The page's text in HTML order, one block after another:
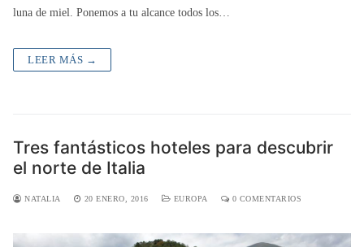
luna de miel. Ponemos a tu alcance todos los…
LEER MÁS →
Tres fantásticos hoteles para descubrir
el norte de Italia
NATALIA 20 ENERO, 2016 EUROPA 0 COMENTARIOS